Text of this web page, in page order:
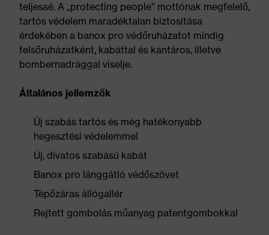
teljessé. A „protecting people” mottónak megfelelő,
tartós védelem maradéktalan biztosítása
érdekében a banox pro védőruházatot mindig
felsőruházatként, kabáttal és kantáros, illetve
bombernadrággal viselje.
Általános jellemzők
Új szabás tartós és még hatékonyabb
hegesztési védelemmel
Új, divatos szabású kabát
Banox pro lánggátló védőszövet
Tépőzáras állógallér
Rejtett gombolás műanyag patentgombokkal